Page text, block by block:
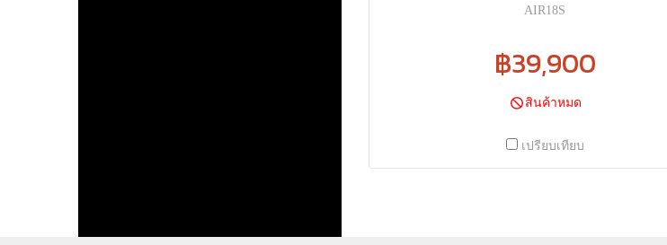
AIR18S
฿39,900
สินค้าหมด
เปรียบเทียบ